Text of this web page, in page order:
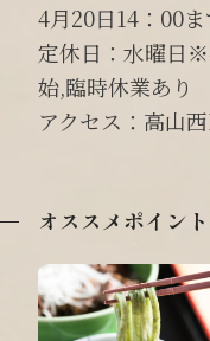
4月20日14：00
定休日：水曜日
始,臨時休業あり
アクセス：高山
オススメポイント